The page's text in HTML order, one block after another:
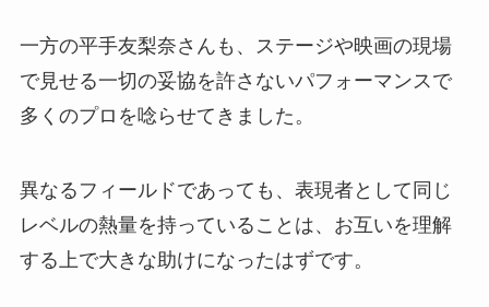
一方の平手友梨奈さんも、ステージや映画の現場
で見せる一切の妥協を許さないパフォーマンスで
多くのプロを唸らせてきました。
異なるフィールドであっても、表現者として同じ
レベルの熱量を持っていることは、お互いを理解
する上で大きな助けになったはずです。